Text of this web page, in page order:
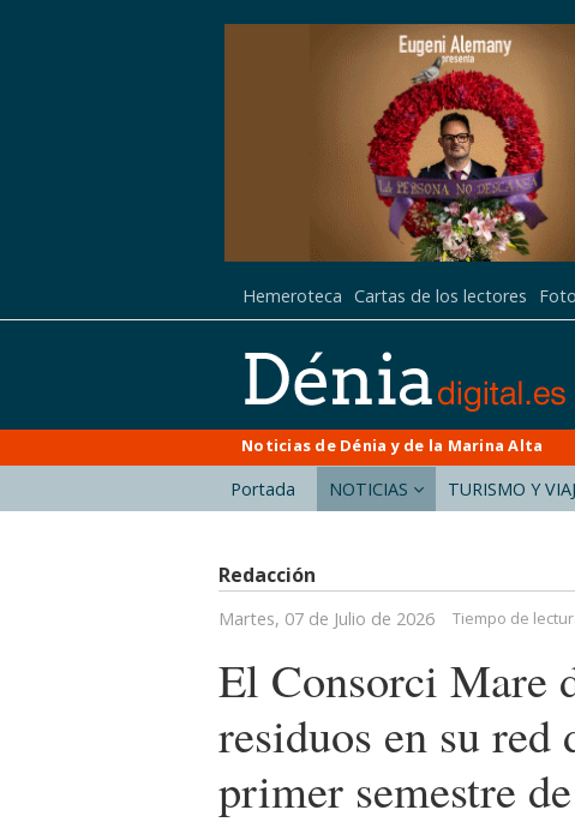
Hemeroteca Cartas de los lectores
Noticias de Dénia y de la Marina Alta
Portada NOTICIAS TURISMO Y
Redacción
Martes, 07 de Julio de 2026 Tiempo de
El Consorci Mare
residuos en su red
primer semestre